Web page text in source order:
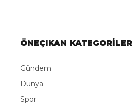
ÖNEÇIKAN KATEGORİLER
Gündem
Dünya
Spor